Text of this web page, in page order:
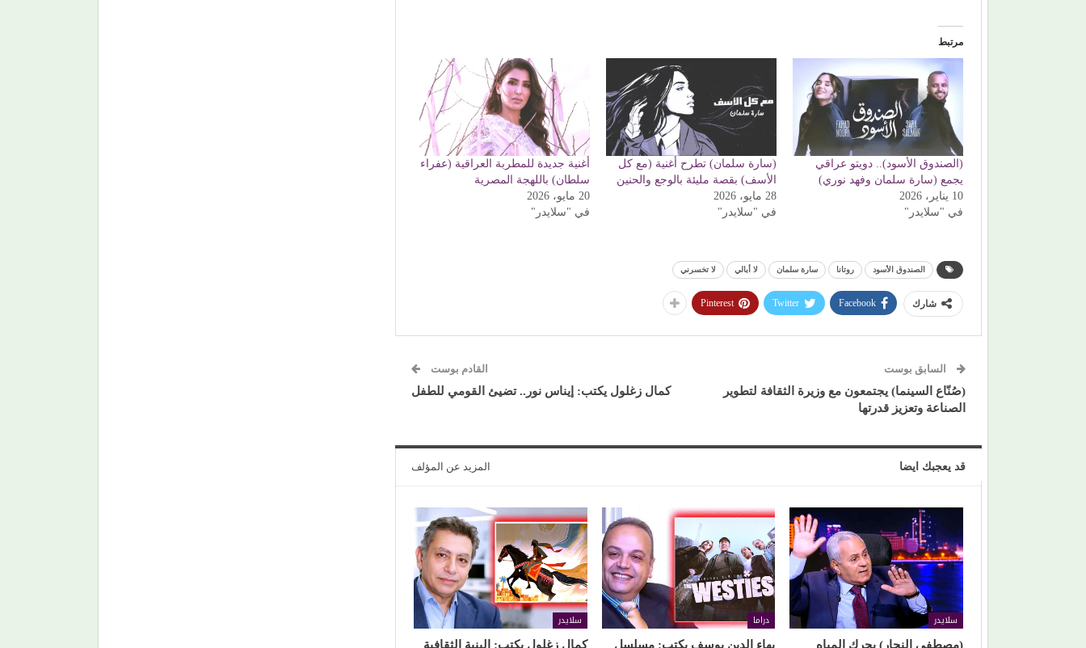
مرتبط
(الصندوق الأسود).. دويتو عراقي
يجمع (سارة سلمان وفهد نوري)
10 يناير، 2026
في "سلايدر"
(سارة سلمان) تطرح أغنية (مع كل
الأسف) بقصة مليئة بالوجع والحنين
28 مايو، 2026
في "سلايدر"
أغنية جديدة للمطربة العراقية (عفراء
سلطان) باللهجة المصرية
20 مايو، 2026
في "سلايدر"
الصندوق الأسود روتانا سارة سلمان لا أبالي لا تخسرني
شارك Facebook
Twitter
Pinterest
السابق بوست
(صُنّاع السينما) يجتمعون مع وزيرة الثقافة لتطوير
الصناعة وتعزيز قدرتها
القادم بوست
كمال زغلول يكتب: إيناس نور.. تضيئ القومي للطفل
قد يعجبك ايضا المزيد عن المؤلف
سلايدر
(مصطفى النجار) يحرك المياه
دراما
بهاء الدين يوسف يكتب: مسلسل
سلايدر
كمال زغلول يكتب: البنية الثقافية